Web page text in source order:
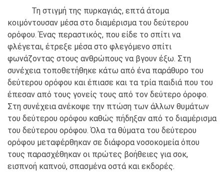
Τη στιγμή της πυρκαγιάς, επτά άτομα
κοιμόντουσαν μέσα στο διαμέρισμα του δεύτερου
ορόφου. Ένας περαστικός, που είδε το σπίτι να
φλέγεται, έτρεξε μέσα στο φλεγόμενο σπίτι
φωνάζοντας στους ανθρώπους να βγουν έξω. Στη
συνέχεια τοποθετήθηκε κάτω από ένα παράθυρο του
δεύτερου ορόφου και έπιασε και τα τρία παιδιά που του
έπεσαν από τους γονείς τους από τον δεύτερο όροφο.
Στη συνέχεια ανέκοψε την πτώση των άλλων θυμάτων
του δεύτερου ορόφου καθώς πήδηξαν από το διαμέρισμα
του δεύτερου ορόφου. Όλα τα θύματα του δεύτερου
ορόφου μεταφέρθηκαν σε διάφορα νοσοκομεία όπου
τους παρασχέθηκαν οι πρώτες βοήθειες για σοκ,
εισπνοή καπνού, σπασμένα οστά και εκδορές.